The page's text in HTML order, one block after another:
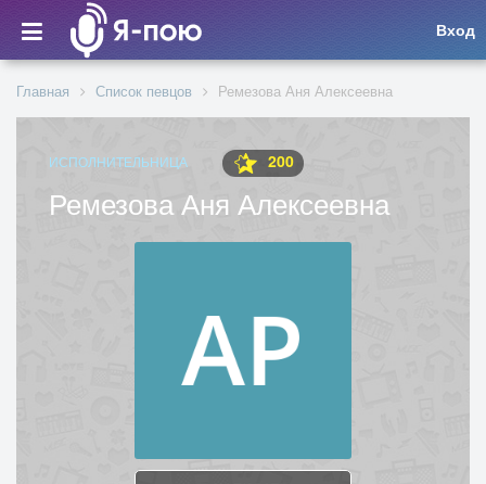
Вход
Главная Список певцов Ремезова Аня Алексеевна
ИСПОЛНИТЕЛЬНИЦА 200
Ремезова Аня Алексеевна